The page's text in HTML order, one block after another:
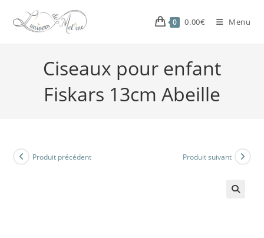
0 0.00€ Menu
Ciseaux pour enfant
Fiskars 13cm Abeille
Produit précédent Produit suivant